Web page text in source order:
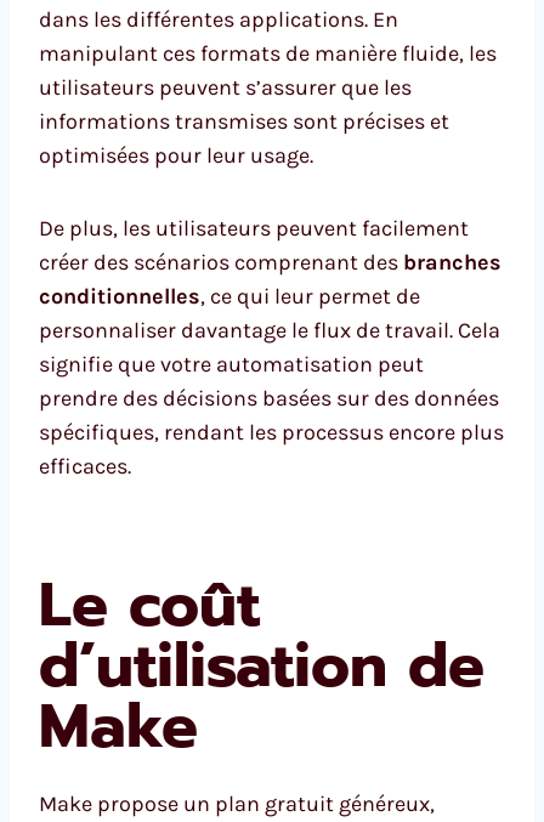
dans les différentes applications. En
manipulant ces formats de manière fluide, les
utilisateurs peuvent s’assurer que les
informations transmises sont précises et
optimisées pour leur usage.
De plus, les utilisateurs peuvent facilement
créer des scénarios comprenant des branches
conditionnelles, ce qui leur permet de
personnaliser davantage le flux de travail. Cela
signifie que votre automatisation peut
prendre des décisions basées sur des données
spécifiques, rendant les processus encore plus
efficaces.
Le coût
d’utilisation de
Make
Make propose un plan gratuit généreux,